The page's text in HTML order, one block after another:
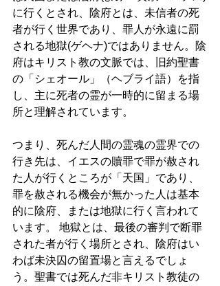
に行くとされ、陰府とは、未信者の死
者が行く世界であり、罪人が永遠に罰
される地獄(ゲヘナ)ではありません。陰
府はキリスト教の文脈では、旧約聖書
の「シェオール」（ヘブライ語）を指
し、主に死者の霊が一時的に留まる場
所と理解されています。
つまり、死んだ人間の霊魂の霊界での
行き先は、イエスの贖罪で罪が赦され
た人が行くところが「天国」であり、
罪を赦される機会が無かった人は基本
的に陰府、または地獄に行く言われて
います。 地獄とは、最後の審判で断罪
された者が行く場所とされ、陰府はい
わば未決囚の留置場と言えるでしょ
う。聖書では死んだ非キリスト教徒の